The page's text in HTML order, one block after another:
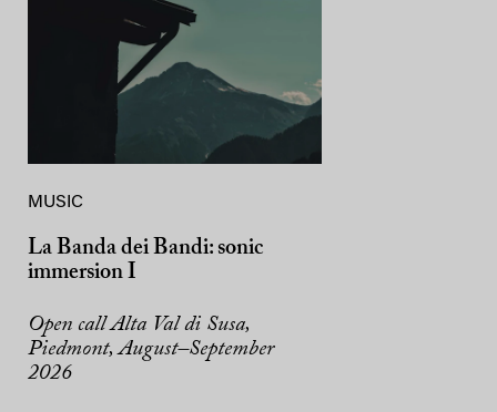
MUSIC
La Banda dei Bandi: sonic
immersion I
Open call Alta Val di Susa,
Piedmont, August–September
2026